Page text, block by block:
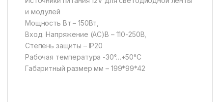
и модулей
Мощность Вт – 150Вт,
Вход. Напряжение (АС)В – 110-250В,
Степень защиты – IP20
Рабочая температура -30°…+50°С
Габаритный размер мм – 199*99*42